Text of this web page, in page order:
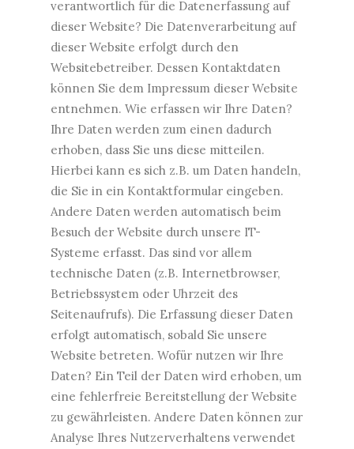
verantwortlich für die Datenerfassung auf
dieser Website? Die Datenverarbeitung auf
dieser Website erfolgt durch den
Websitebetreiber. Dessen Kontaktdaten
können Sie dem Impressum dieser Website
entnehmen. Wie erfassen wir Ihre Daten?
Ihre Daten werden zum einen dadurch
erhoben, dass Sie uns diese mitteilen.
Hierbei kann es sich z.B. um Daten handeln,
die Sie in ein Kontaktformular eingeben.
Andere Daten werden automatisch beim
Besuch der Website durch unsere IT-
Systeme erfasst. Das sind vor allem
technische Daten (z.B. Internetbrowser,
Betriebssystem oder Uhrzeit des
Seitenaufrufs). Die Erfassung dieser Daten
erfolgt automatisch, sobald Sie unsere
Website betreten. Wofür nutzen wir Ihre
Daten? Ein Teil der Daten wird erhoben, um
eine fehlerfreie Bereitstellung der Website
zu gewährleisten. Andere Daten können zur
Analyse Ihres Nutzerverhaltens verwendet